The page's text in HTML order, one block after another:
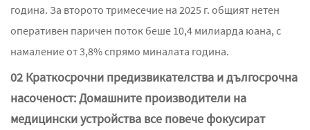
година. За второто тримесечие на 2025 г. общият нетен
оперативен паричен поток беше 10,4 милиарда юана, с
намаление от 3,8% спрямо миналата година.
02 Краткосрочни предизвикателства и дългосрочна
насоченост: Домашните производители на
медицински устройства все повече фокусират